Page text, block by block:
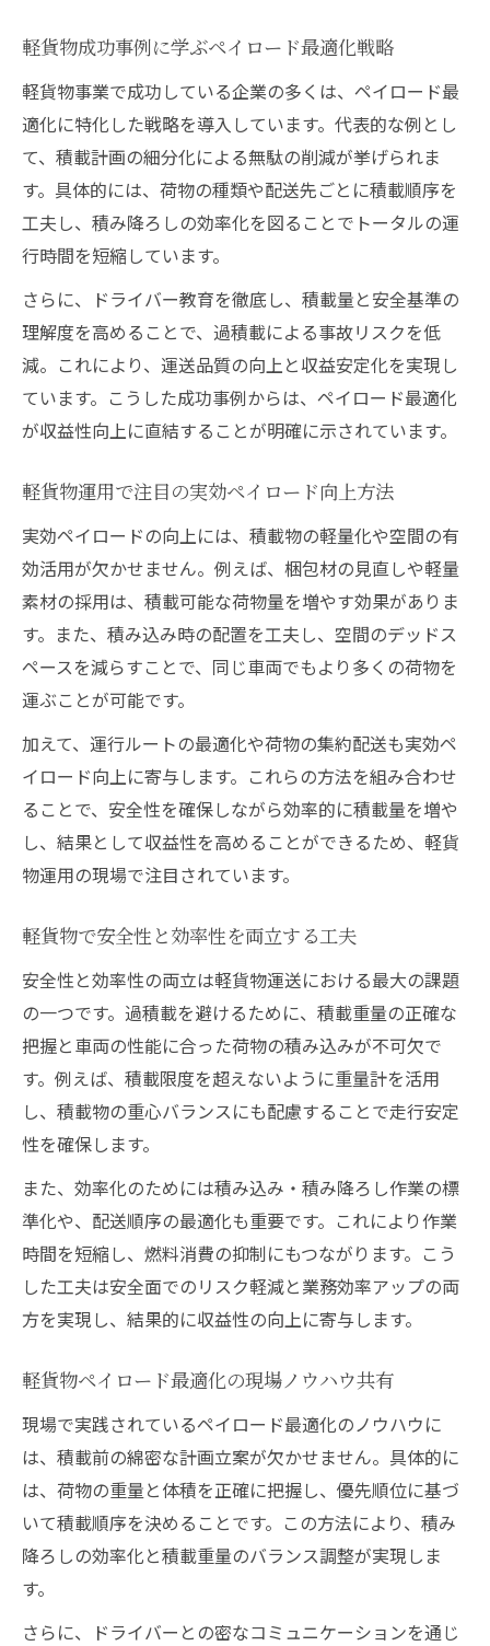
軽貨物成功事例に学ぶペイロード最適化戦略
軽貨物事業で成功している企業の多くは、ペイロード最
適化に特化した戦略を導入しています。代表的な例とし
て、積載計画の細分化による無駄の削減が挙げられま
す。具体的には、荷物の種類や配送先ごとに積載順序を
工夫し、積み降ろしの効率化を図ることでトータルの運
行時間を短縮しています。
さらに、ドライバー教育を徹底し、積載量と安全基準の
理解度を高めることで、過積載による事故リスクを低
減。これにより、運送品質の向上と収益安定化を実現し
ています。こうした成功事例からは、ペイロード最適化
が収益性向上に直結することが明確に示されています。
軽貨物運用で注目の実効ペイロード向上方法
実効ペイロードの向上には、積載物の軽量化や空間の有
効活用が欠かせません。例えば、梱包材の見直しや軽量
素材の採用は、積載可能な荷物量を増やす効果がありま
す。また、積み込み時の配置を工夫し、空間のデッドス
ペースを減らすことで、同じ車両でもより多くの荷物を
運ぶことが可能です。
加えて、運行ルートの最適化や荷物の集約配送も実効ペ
イロード向上に寄与します。これらの方法を組み合わせ
ることで、安全性を確保しながら効率的に積載量を増や
し、結果として収益性を高めることができるため、軽貨
物運用の現場で注目されています。
軽貨物で安全性と効率性を両立する工夫
安全性と効率性の両立は軽貨物運送における最大の課題
の一つです。過積載を避けるために、積載重量の正確な
把握と車両の性能に合った荷物の積み込みが不可欠で
す。例えば、積載限度を超えないように重量計を活用
し、積載物の重心バランスにも配慮することで走行安定
性を確保します。
また、効率化のためには積み込み・積み降ろし作業の標
準化や、配送順序の最適化も重要です。これにより作業
時間を短縮し、燃料消費の抑制にもつながります。こう
した工夫は安全面でのリスク軽減と業務効率アップの両
方を実現し、結果的に収益性の向上に寄与します。
軽貨物ペイロード最適化の現場ノウハウ共有
現場で実践されているペイロード最適化のノウハウに
は、積載前の綿密な計画立案が欠かせません。具体的に
は、荷物の重量と体積を正確に把握し、優先順位に基づ
いて積載順序を決めることです。この方法により、積み
降ろしの効率化と積載重量のバランス調整が実現しま
す。
さらに、ドライバーとの密なコミュニケーションを通じ